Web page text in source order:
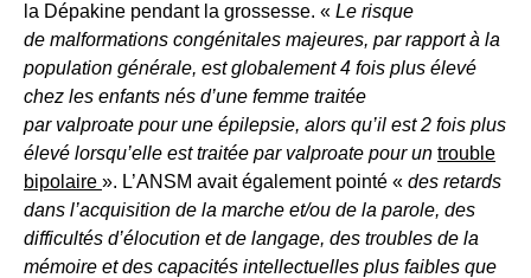
la Dépakine pendant la grossesse. « Le risque
de malformations congénitales majeures, par rapport à la
population générale, est globalement 4 fois plus élevé
chez les enfants nés d’une femme traitée
par valproate pour une épilepsie, alors qu’il est 2 fois plus
élevé lorsqu’elle est traitée par valproate pour un trouble
bipolaire ». L’ANSM avait également pointé « des retards
dans l’acquisition de la marche et/ou de la parole, des
difficultés d’élocution et de langage, des troubles de la
mémoire et des capacités intellectuelles plus faibles que